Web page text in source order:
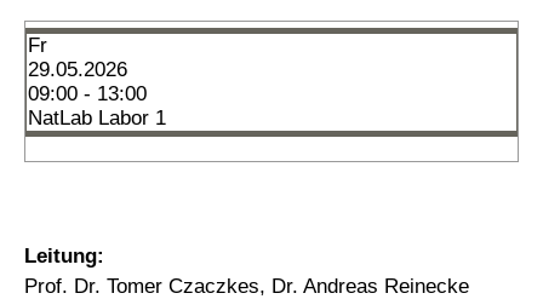
Fr
29.05.2026
09:00 - 13:00
NatLab Labor 1
Leitung:
Prof. Dr. Tomer Czaczkes, Dr. Andreas Reinecke